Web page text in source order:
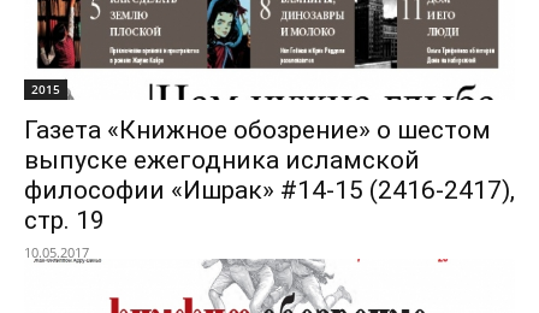
2015
Газета «Книжное обозрение» о шестом
выпуске ежегодника исламской
философии «Ишрак» #14-15 (2416-2417),
стр. 19
10.05.2017